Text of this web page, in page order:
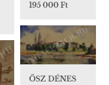
195 000 Ft
ŐSZ DÉNES